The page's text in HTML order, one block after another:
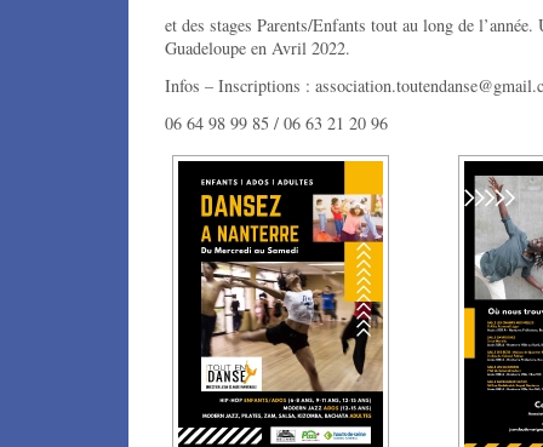
et des stages Parents/Enfants tout au long de l’année.
Guadeloupe en Avril 2022.
Infos – Inscriptions :
06 64 98 99 85 / 06 63 21 20 96